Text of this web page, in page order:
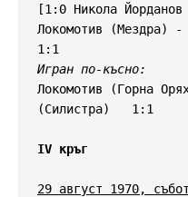
[1:0 Никола
Локомотив (Мездра) -
Игран по-късно:
Локомотив (Горна
(Силистра)   1:1
IV кръг
29 август 1970,